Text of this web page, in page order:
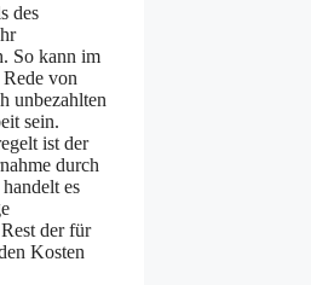
des
So kann im
von
unbe­zahlten
sein.
ist der
durch
es
der für
Kosten